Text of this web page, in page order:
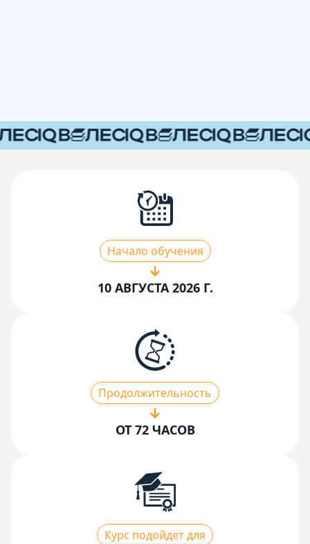
Начало обучения
10 АВГУСТА 2026 Г.
Продолжительность
ОТ 72 ЧАСОВ
Курс подойдет для